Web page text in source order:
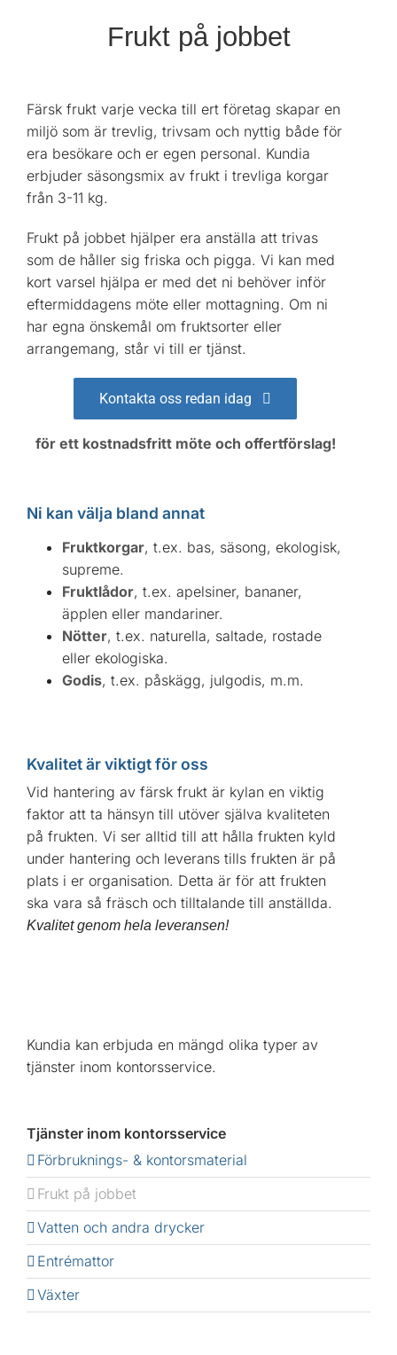
Frukt på jobbet
Färsk frukt varje vecka till ert företag skapar en
miljö som är trevlig, trivsam och nyttig både för
era besökare och er egen personal. Kundia
erbjuder säsongsmix av frukt i trevliga korgar
från 3-11 kg.
Frukt på jobbet hjälper era anställa att trivas
som de håller sig friska och pigga. Vi kan med
kort varsel hjälpa er med det ni behöver inför
eftermiddagens möte eller mottagning. Om ni
har egna önskemål om fruktsorter eller
arrangemang, står vi till er tjänst.
Kontakta oss redan idag
för ett kostnadsfritt möte och offertförslag!
Ni kan välja bland annat
Fruktkorgar, t.ex. bas, säsong, ekologisk,
supreme.
Fruktlådor, t.ex. apelsiner, bananer,
äpplen eller mandariner.
Nötter, t.ex. naturella, saltade, rostade
eller ekologiska.
Godis, t.ex. påskägg, julgodis, m.m.
Kvalitet är viktigt för oss
Vid hantering av färsk frukt är kylan en viktig
faktor att ta hänsyn till utöver själva kvaliteten
på frukten. Vi ser alltid till att hålla frukten kyld
under hantering och leverans tills frukten är på
plats i er organisation. Detta är för att frukten
ska vara så fräsch och tilltalande till anställda.
Kvalitet genom hela leveransen!
Kundia kan erbjuda en mängd olika typer av
tjänster inom kontorsservice.
Tjänster inom kontorsservice
Förbruknings- & kontorsmaterial
Frukt på jobbet
Vatten och andra drycker
Entrémattor
Växter